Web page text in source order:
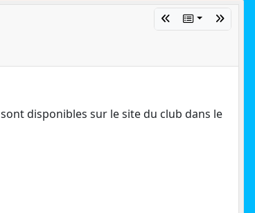
sont disponibles sur le site du club dans le